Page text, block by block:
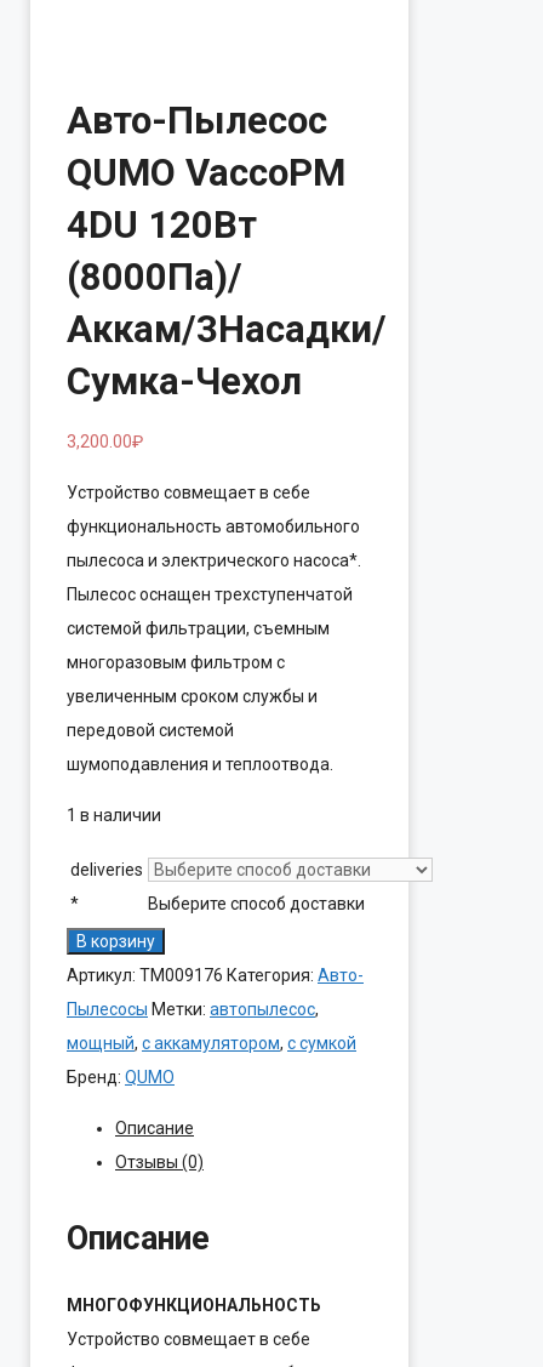
Авто-Пылесос
QUMO VaccoPM
4DU 120Вт
(8000Па)/
Аккам/3Насадки/
Сумка-Чехол
3,200.00₽
Устройство совмещает в себе
функциональность автомобильного
пылесоса и электрического насоса*.
Пылесос оснащен трехступенчатой
системой фильтрации, съемным
многоразовым фильтром с
увеличенным сроком службы и
передовой системой
шумоподавления и теплоотвода.
1 в наличии
deliveries
*
Выберите способ доставки
Количество
товара
Авто-
Пылесос
QUMO
Аккам/3Насадки/
Чехол
В корзину
Артикул: ТМ009176 Категория: Авто-
Пылесосы Метки: автопылесос,
мощный, с аккамулятором, с сумкой
Бренд: QUMO
Описание
Отзывы (0)
Описание
МНОГОФУНКЦИОНАЛЬНОСТЬ
Устройство совмещает в себе